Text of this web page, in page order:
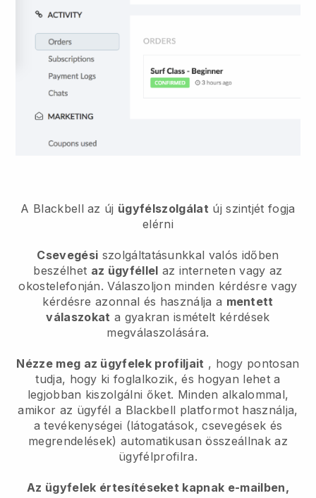
A Blackbell az új ügyfélszolgálat új szintjét fogja
elérni
Csevegési szolgáltatásunkkal valós időben
beszélhet az ügyféllel az interneten vagy az
okostelefonján. Válaszoljon minden kérdésre vagy
kérdésre azonnal és használja a mentett
válaszokat a gyakran ismételt kérdések
megválaszolására.
Nézze meg az ügyfelek profiljait , hogy pontosan
tudja, hogy ki foglalkozik, és hogyan lehet a
legjobban kiszolgálni őket. Minden alkalommal,
amikor az ügyfél a Blackbell platformot használja,
a tevékenységei (látogatások, csevegések és
megrendelések) automatikusan összeállnak az
ügyfélprofilra.
Az ügyfelek értesítéseket kapnak e-mailben,